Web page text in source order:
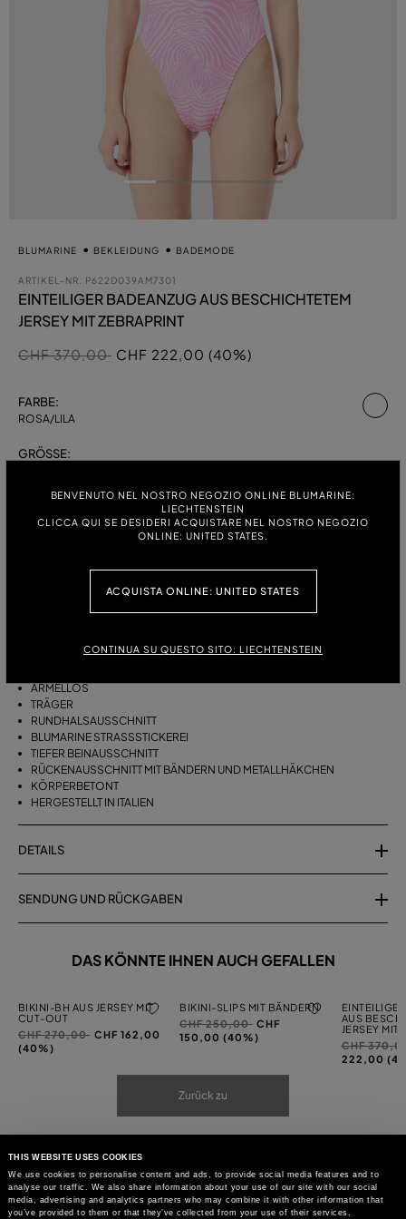
THIS WEBSITE USES COOKIES
We use cookies to personalise content and ads, to provide social media features and to
analyse our traffic. We also share information about your use of our site with our social
media, advertising and analytics partners who may combine it with other information that
you’ve provided to them or that they’ve collected from your use of their services.
BENVENUTO NEL NOSTRO NEGOZIO ONLINE BLUMARINE:
LIECHTENSTEIN
CLICCA QUI SE DESIDERI ACQUISTARE NEL NOSTRO NEGOZIO
ONLINE: UNITED STATES.
ACQUISTA ONLINE: UNITED STATES
CONTINUA SU QUESTO SITO: LIECHTENSTEIN
BLUMARINE BEKLEIDUNG BADEMODE
ARTIKEL-NR. P622D039AM7301
EINTEILIGER BADEANZUG AUS BESCHICHTETEM
JERSEY MIT ZEBRAPRINT
Preis reduziert von
CHF 370,00auf
CHF 222,00 (40%)
FARBE:
ROSA/LILA
GRÖSSE:
EINTEILIGER BADEANZUG AUS ELASTISCHEM, BESCHICHTETEM JERSEY
BESCHICHTETER STRETCH-JERSEY
ÄRMELLOS
TRÄGER
RUNDHALSAUSSCHNITT
BLUMARINE STRASSSTICKEREI
TIEFER BEINAUSSCHNITT
RÜCKENAUSSCHNITT MIT BÄNDERN UND METALLHÄKCHEN
KÖRPERBETONT
HERGESTELLT IN ITALIEN
DETAILS
SENDUNG UND RÜCKGABEN
DAS KÖNNTE IHNEN AUCH GEFALLEN
BIKINI-BH AUS JERSEY MIT
CUT-OUT
Preis
reduziert
CHF 270,00auf
CHF 162,00
(40%)
BIKINI-SLIPS MIT BÄNDERN
Preis
reduziert
CHF 250,00auf
CHF
150,00 (40%)
AUS
JERSEY MIT
Preis
reduziert
CHF
222,00
Zurück zu